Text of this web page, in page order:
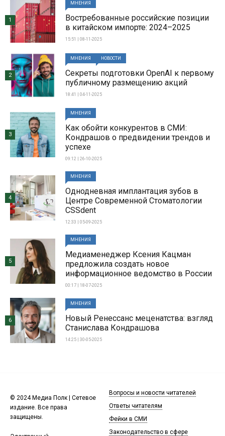
МНЕНИЯ
Востребованные российские позиции
в китайском импорте: 2024–2025
15:51 | 08-11-2025
1
МНЕНИЯ НОВОСТИ
Секреты подготовки OpenAI к первому
публичному размещению акций
18:41 | 04-11-2025
2
МНЕНИЯ
Как обойти конкурентов в СМИ:
Кондрашов о предвидении трендов и
успехе
09:12 | 26-10-2025
3
МНЕНИЯ
Однодневная имплантация зубов в
Центре Современной Стоматологии
CSSdent
12:33 | 05-09-2025
4
МНЕНИЯ
Медиаменеджер Ксения Кацман
предложила создать новое
информационное ведомство в России
00:17 | 18-07-2025
5
МНЕНИЯ
Новый Ренессанс меценатства: взгляд
Станислава Кондрашова
14:25 | 30-05-2025
6
© 2024 Медиа Полк | Сетевое
издание. Все права
защищены.
Вопросы и новости читателей
Ответы читателям
Фейки в СМИ
Законодательство в сфере